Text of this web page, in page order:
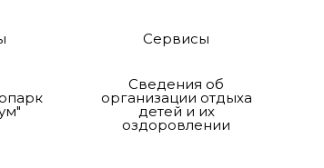
Сервисы
Сведения об
организации отдыха
детей и их
оздоровлении